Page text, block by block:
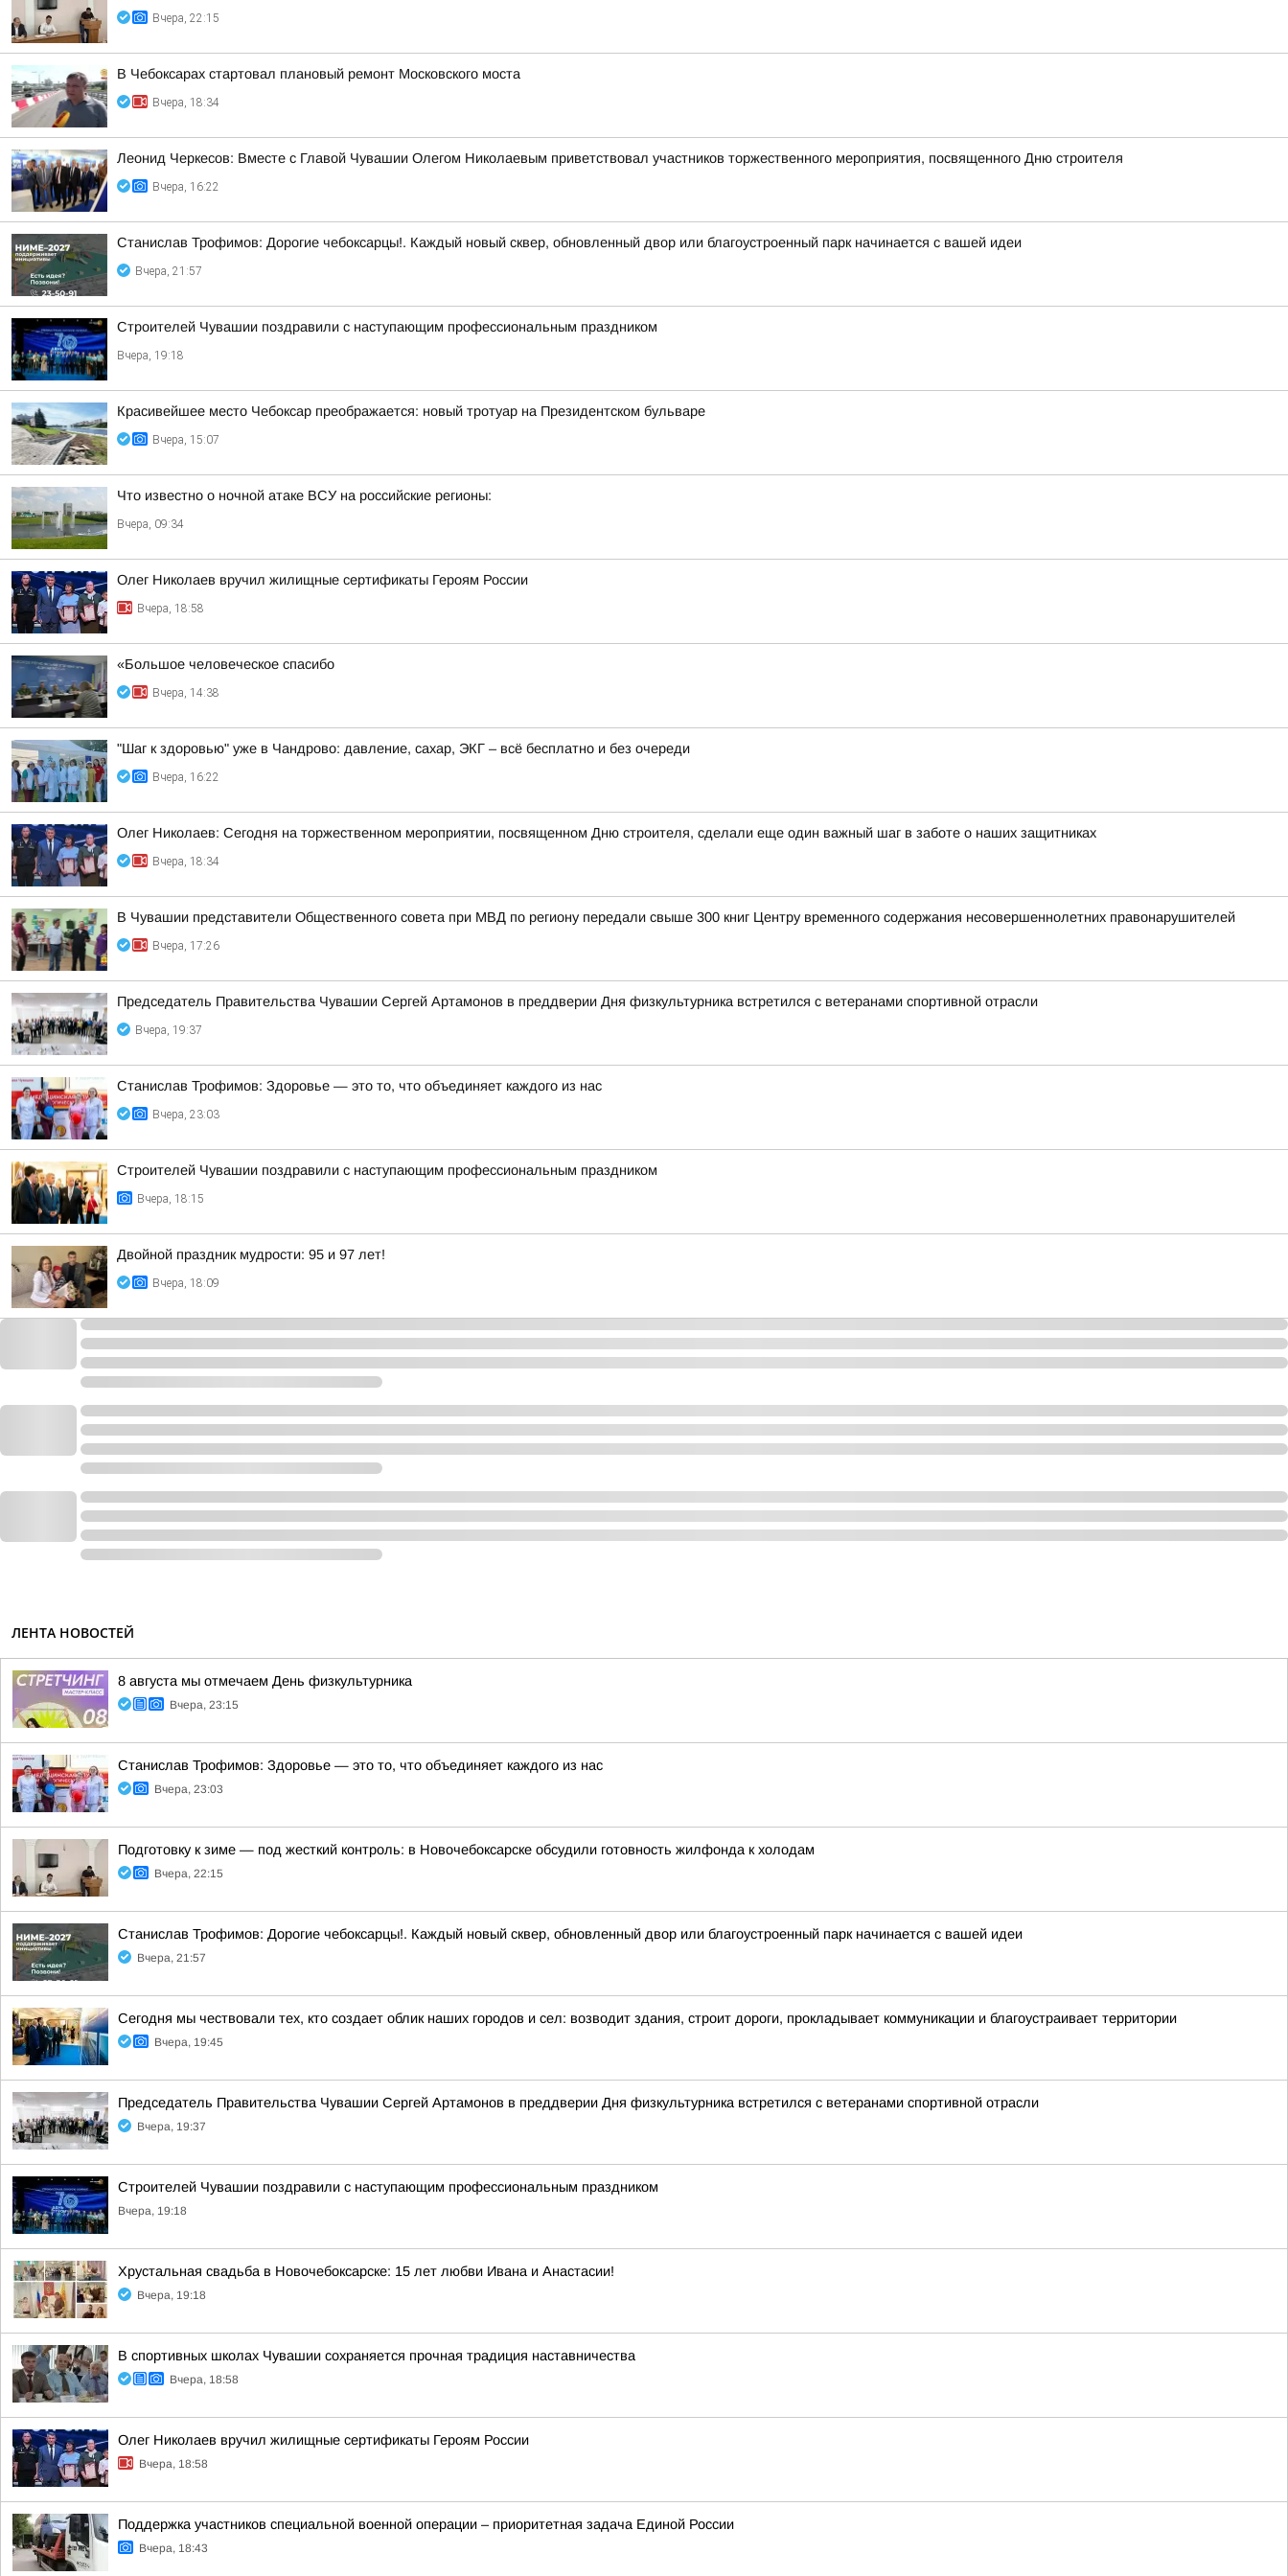
Вчера, 22:15
В Чебоксарах стартовал плановый ремонт Московского моста
Вчера, 18:34
Леонид Черкесов: Вместе с Главой Чувашии Олегом Николаевым приветствовал участников торжественного мероприятия, посвященного Дню строителя
Вчера, 16:22
Станислав Трофимов: Дорогие чебоксарцы!. Каждый новый сквер, обновленный двор или благоустроенный парк начинается с вашей идеи
Вчера, 21:57
Строителей Чувашии поздравили с наступающим профессиональным праздником
Вчера, 19:18
Красивейшее место Чебоксар преображается: новый тротуар на Президентском бульваре
Вчера, 15:07
Что известно о ночной атаке ВСУ на российские регионы:
Вчера, 09:34
Олег Николаев вручил жилищные сертификаты Героям России
Вчера, 18:58
«Большое человеческое спасибо
Вчера, 14:38
"Шаг к здоровью" уже в Чандрово: давление, сахар, ЭКГ – всё бесплатно и без очереди
Вчера, 16:22
Олег Николаев: Сегодня на торжественном мероприятии, посвященном Дню строителя, сделали еще один важный шаг в заботе о наших защитниках
Вчера, 18:34
В Чувашии представители Общественного совета при МВД по региону передали свыше 300 книг Центру временного содержания несовершеннолетних правонарушителей
Вчера, 17:26
Председатель Правительства Чувашии Сергей Артамонов в преддверии Дня физкультурника встретился с ветеранами спортивной отрасли
Вчера, 19:37
Станислав Трофимов: Здоровье — это то, что объединяет каждого из нас
Вчера, 23:03
Строителей Чувашии поздравили с наступающим профессиональным праздником
Вчера, 18:15
Двойной праздник мудрости: 95 и 97 лет!
Вчера, 18:09
ЛЕНТА НОВОСТЕЙ
8 августа мы отмечаем День физкультурника
Вчера, 23:15
Станислав Трофимов: Здоровье — это то, что объединяет каждого из нас
Вчера, 23:03
Подготовку к зиме — под жесткий контроль: в Новочебоксарске обсудили готовность жилфонда к холодам
Вчера, 22:15
Станислав Трофимов: Дорогие чебоксарцы!. Каждый новый сквер, обновленный двор или благоустроенный парк начинается с вашей идеи
Вчера, 21:57
Сегодня мы чествовали тех, кто создает облик наших городов и сел: возводит здания, строит дороги, прокладывает коммуникации и благоустраивает территории
Вчера, 19:45
Председатель Правительства Чувашии Сергей Артамонов в преддверии Дня физкультурника встретился с ветеранами спортивной отрасли
Вчера, 19:37
Строителей Чувашии поздравили с наступающим профессиональным праздником
Вчера, 19:18
Хрустальная свадьба в Новочебоксарске: 15 лет любви Ивана и Анастасии!
Вчера, 19:18
В спортивных школах Чувашии сохраняется прочная традиция наставничества
Вчера, 18:58
Олег Николаев вручил жилищные сертификаты Героям России
Вчера, 18:58
Поддержка участников специальной военной операции – приоритетная задача Единой России
Вчера, 18:43